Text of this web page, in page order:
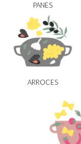
PANES
ARROCES